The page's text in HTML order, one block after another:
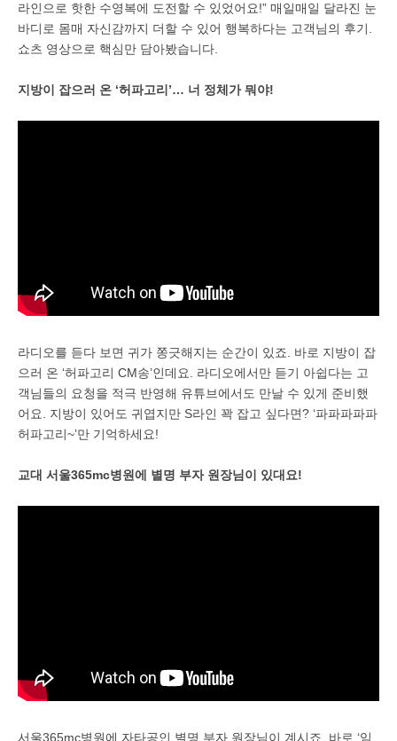
라인으로 핫한 수영복에 도전할 수 있었어요!” 매일매일 달라진 눈
바디로 몸매 자신감까지 더할 수 있어 행복하다는 고객님의 후기.
쇼츠 영상으로 핵심만 담아봤습니다.
지방이 잡으러 온 ‘허파고리’… 너 정체가 뭐야!
라디오를 듣다 보면 귀가 쫑긋해지는 순간이 있죠. 바로 지방이 잡
으러 온 ‘허파고리 CM송’인데요. 라디오에서만 듣기 아쉽다는 고
객님들의 요청을 적극 반영해 유튜브에서도 만날 수 있게 준비했
어요. 지방이 있어도 귀엽지만 S라인 꽉 잡고 싶다면? ‘파파파파파
허파고리~’만 기억하세요!
교대 서울365mc병원에 별명 부자 원장님이 있대요!
서울365mc병원에 자타공인 별명 부자 원장님이 계시죠. 바로 ‘임